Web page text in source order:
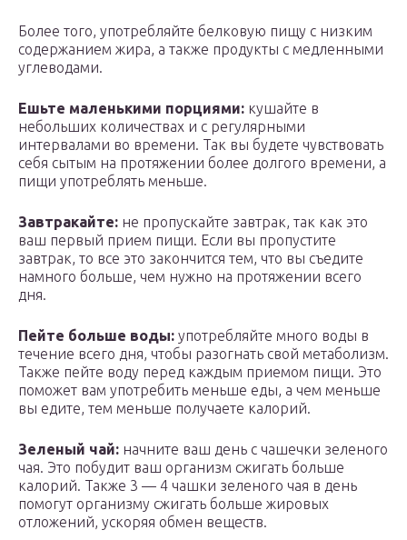
Более того, употребляйте белковую пищу с низким
содержанием жира, а также продукты с медленными
углеводами.
Ешьте маленькими порциями: кушайте в
небольших количествах и с регулярными
интервалами во времени. Так вы будете чувствовать
себя сытым на протяжении более долгого времени, а
пищи употреблять меньше.
Завтракайте: не пропускайте завтрак, так как это
ваш первый прием пищи. Если вы пропустите
завтрак, то все это закончится тем, что вы съедите
намного больше, чем нужно на протяжении всего
дня.
Пейте больше воды: употребляйте много воды в
течение всего дня, чтобы разогнать свой метаболизм.
Также пейте воду перед каждым приемом пищи. Это
поможет вам употребить меньше еды, а чем меньше
вы едите, тем меньше получаете калорий.
Зеленый чай: начните ваш день с чашечки зеленого
чая. Это побудит ваш организм сжигать больше
калорий. Также 3 — 4 чашки зеленого чая в день
помогут организму сжигать больше жировых
отложений, ускоряя обмен веществ.